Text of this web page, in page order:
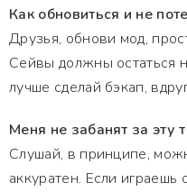
Как обновиться и не
Друзья, обнови мод,
Сейвы должны остаться
лучше сделай бэкап,
Меня не забанят за эту
Слушай, в принципе,
аккуратен. Если играешь